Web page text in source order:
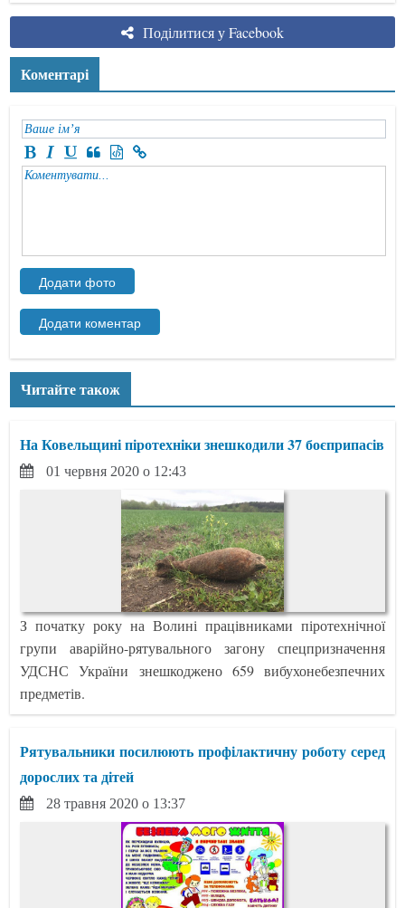
Поділитися у Facebook
Коментарі
Читайте також
На Ковельщині піротехніки знешкодили 37 боєприпасів
01 червня 2020 о 12:43
З початку року на Волині працівниками піротехнічної
групи аварійно-рятувального загону спецпризначення
УДСНС України знешкоджено 659 вибухонебезпечних
предметів.
Рятувальники посилюють профілактичну роботу серед
дорослих та дітей
28 травня 2020 о 13:37